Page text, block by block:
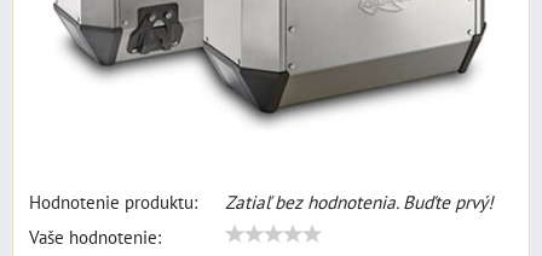
Hodnotenie produktu:
Zatiaľ bez hodnotenia. Buďte prvý!
Vaše hodnotenie: